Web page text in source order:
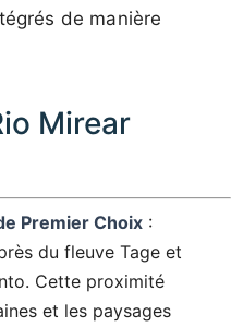
de manière
Mirear
Premier Choix :
du fleuve Tage et
Cette proximité
et les paysages